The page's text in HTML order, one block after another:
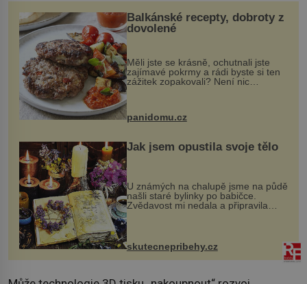
Balkánské recepty, dobroty z
dovolené
Měli jste se krásně, ochutnali jste
zajímavé pokrmy a rádi byste si ten
zážitek zopakovali? Není nic
snazšího. Pljeskavica (10 porcí)
Možná jste ji ochutnali na dovolené v
panidomu.cz
Jak jsem opustila svoje tělo
U známých na chalupě jsme na půdě
našli staré bylinky po babičce.
Zvědavost mi nedala a připravila
jsem si z nich lektvar… Zimní pobyt
na chalupě se pro mě vlastní vinou
změnil v děsivý zážitek, na kt...
skutecnepribehy.cz